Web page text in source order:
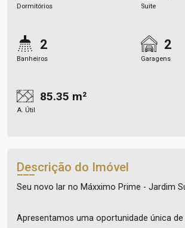
Dormitórios Suite
2
Banheiros
2
Garagens
85.35 m²
A. Útil
Descrição do Imóvel
Seu novo lar no Máxximo Prime - Jardim
Apresentamos uma oportunidade única